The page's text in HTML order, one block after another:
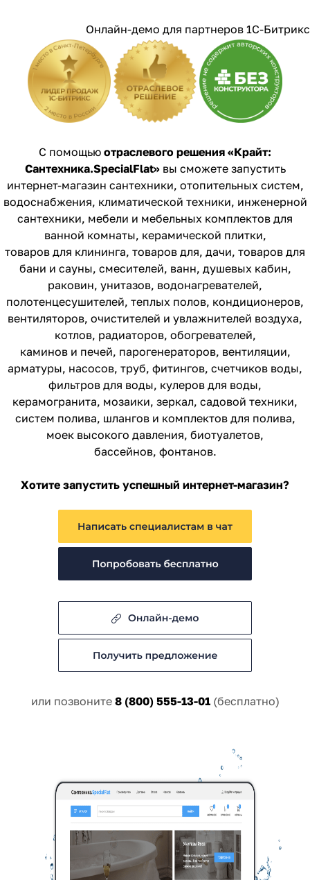
Онлайн-демо для партнеров 1С-Битрикс
С помощью отраслевого решения «Крайт:
Сантехника.SpecialFlat»вы сможете запустить
интернет-магазин сантехники, отопительных систем,
водоснабжения, климатической техники, инженерной
сантехники, мебели и мебельных комплектов для
ванной комнаты, керамической плитки,
товаров для клининга, товаров для, дачи, товаров для
бани и сауны, смесителей, ванн, душевых кабин,
раковин, унитазов, водонагревателей,
полотенцесушителей, теплых полов, кондиционеров,
вентиляторов, очистителей и увлажнителей воздуха,
котлов, радиаторов, обогревателей,
каминов и печей, парогенераторов, вентиляции,
арматуры, насосов, труб, фитингов, счетчиков воды,
фильтров для воды, кулеров для воды,
керамогранита, мозаики, зеркал, садовой техники,
систем полива, шлангов и комплектов для полива,
моек высокого давления, биотуалетов,
бассейнов, фонтанов.
Хотите запустить успешный интернет-магазин?
или позвоните 8 (800) 555-13-01 (бесплатно)